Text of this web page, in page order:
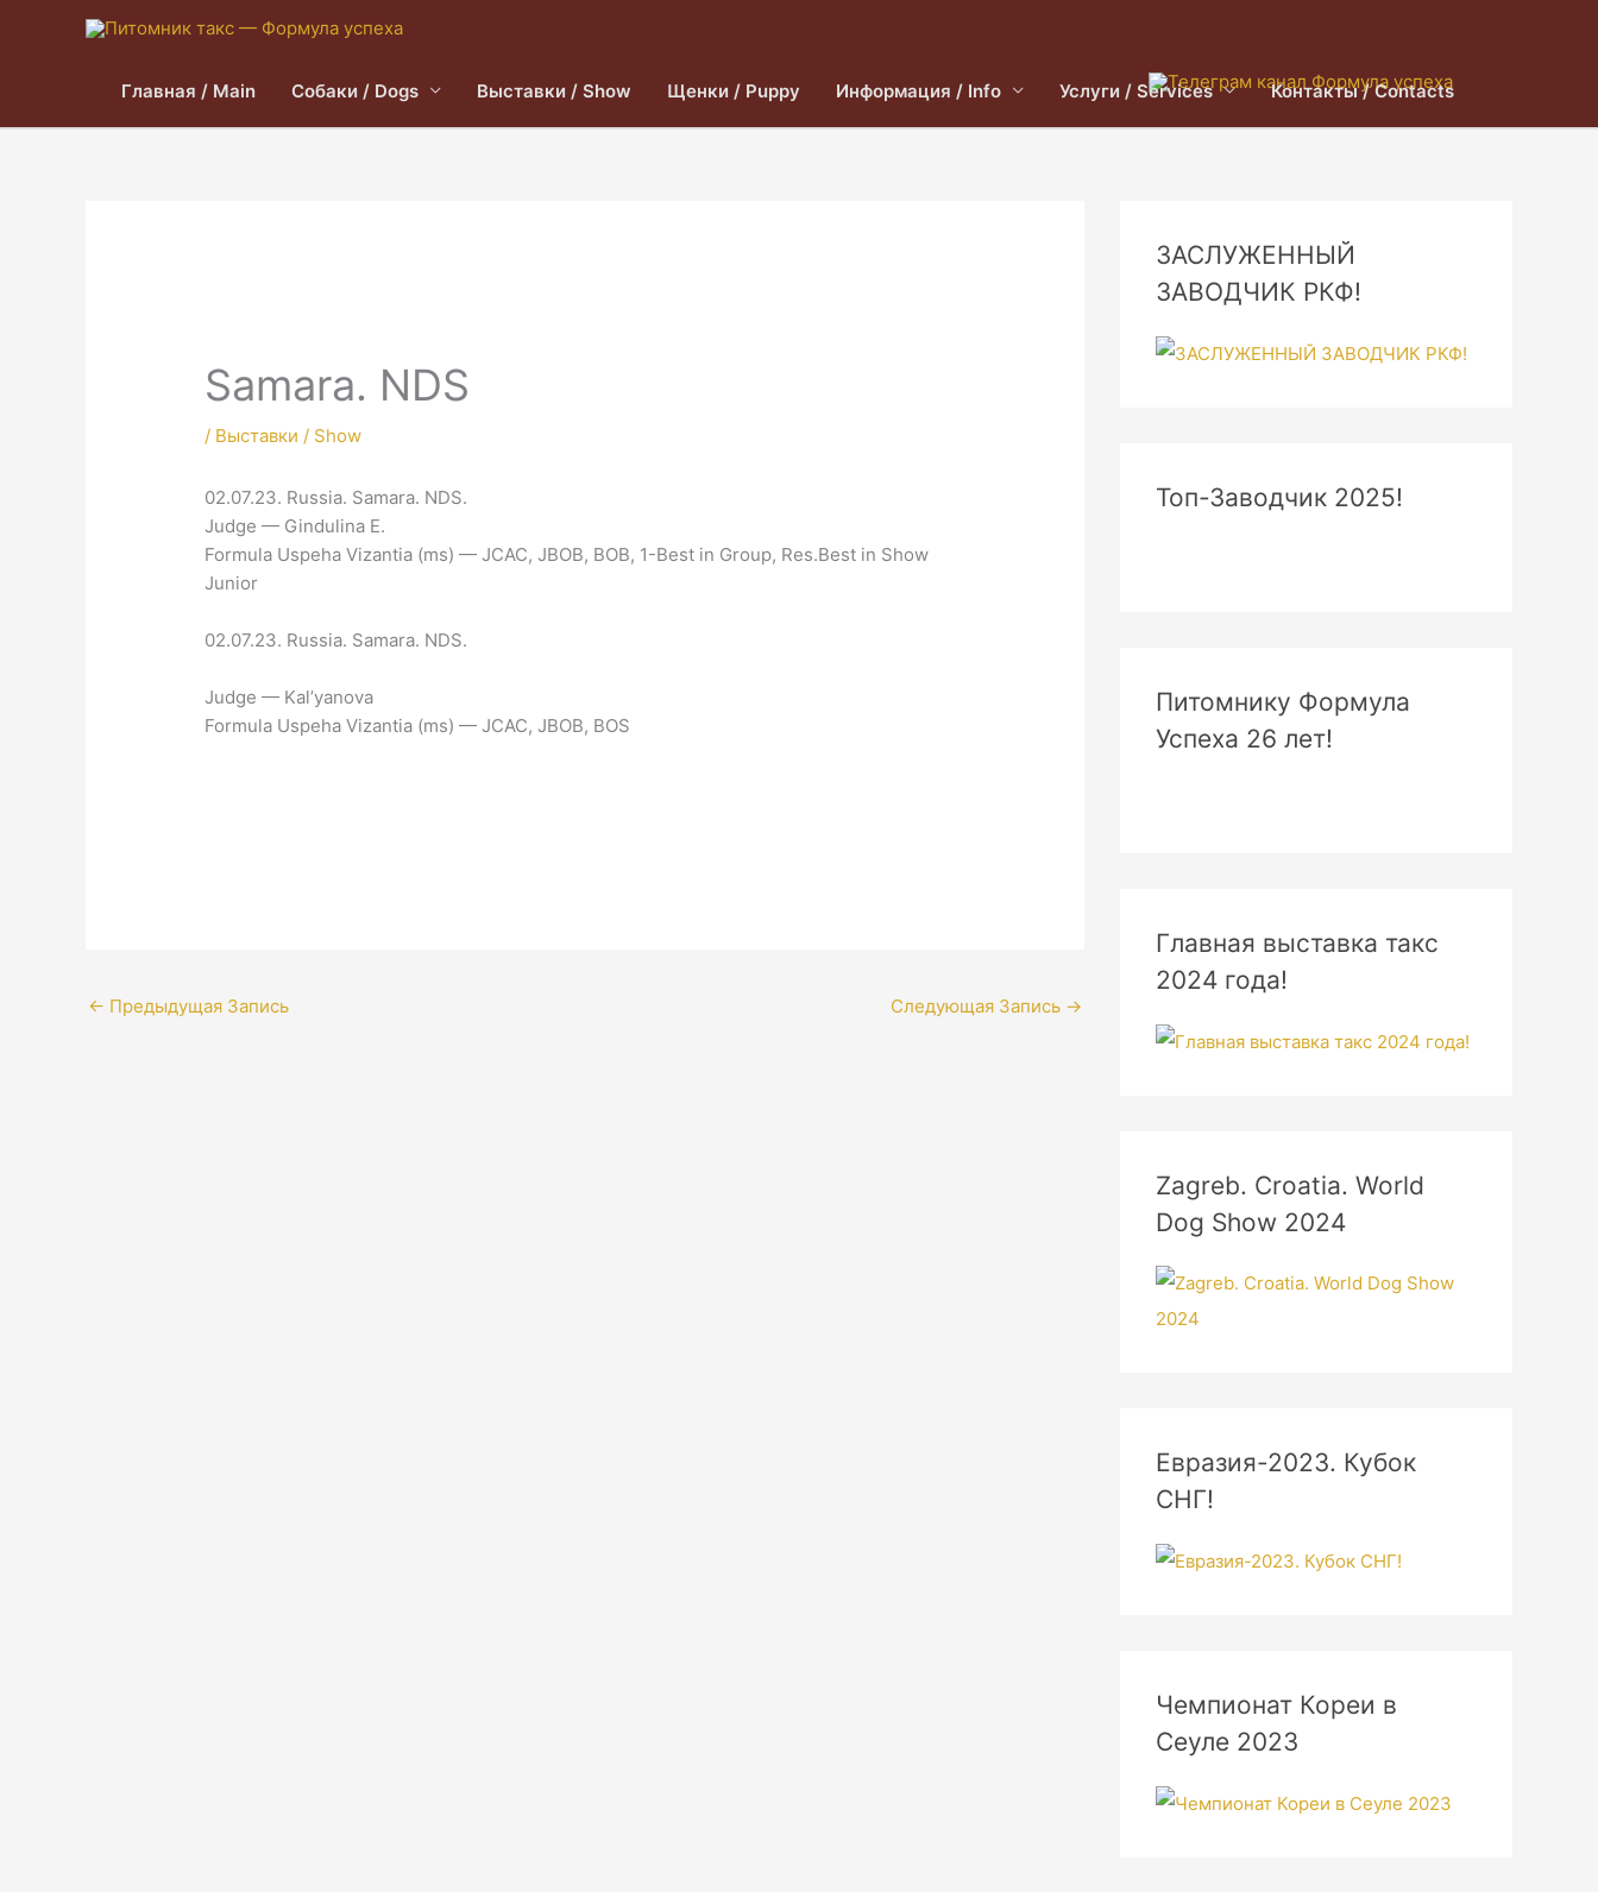
Главная / Main Собаки / Dogs Выставки / Show Щенки / Puppy Информация / Info Услуги / Services Контакты / Contacts
Samara. NDS
/ Выставки / Show
02.07.23. Russia. Samara. NDS.
Judge — Gindulina E.
Formula Uspeha Vizantia (ms) — JCAC, JBOB, BOB, 1-Best in Group, Res.Best in Show
Junior
02.07.23. Russia. Samara. NDS.
Judge — Kal’yanova
Formula Uspeha Vizantia (ms) — JCAC, JBOB, BOS
← Предыдущая Запись Следующая Запись →
ЗАСЛУЖЕННЫЙ
ЗАВОДЧИК РКФ!
Топ-Заводчик 2025!
Питомнику Формула
Успеха 26 лет!
Главная выставка такс
2024 года!
Zagreb. Croatia. World
Dog Show 2024
Евразия-2023. Кубок
СНГ!
Чемпионат Кореи в
Сеуле 2023